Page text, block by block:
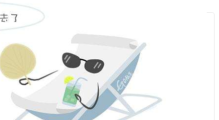
低风险（5个）
新洲区、黄陂区、江夏区、蔡甸区、东西湖区
中风险（8个）